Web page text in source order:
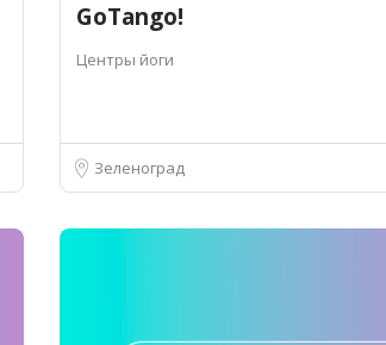
GoTango!
Центры йоги
Зеленоград